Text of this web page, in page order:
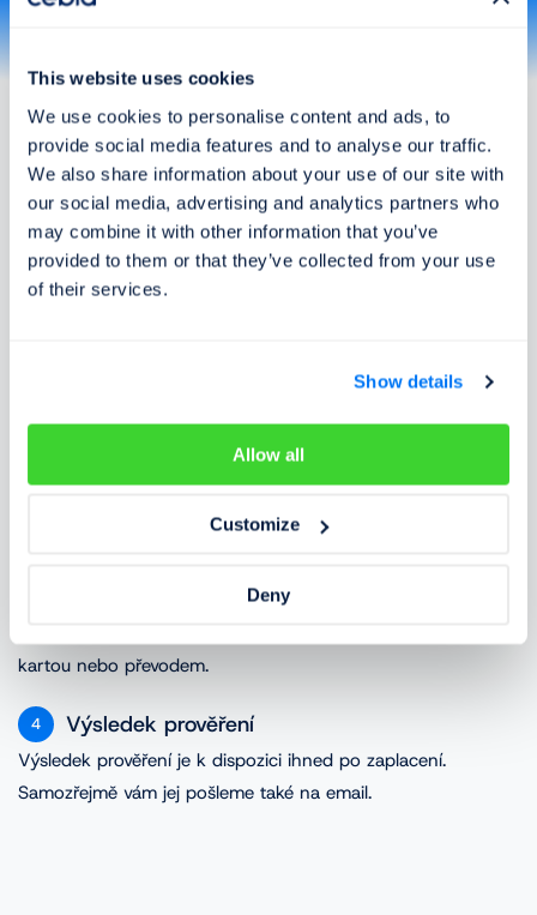
This website uses cookies
We use cookies to personalise content and ads, to
provide social media features and to analyse our traffic.
We also share information about your use of our site with
our social media, advertising and analytics partners who
may combine it with other information that you’ve
provided to them or that they’ve collected from your use
of their services.
Show details
Allow all
Customize
Deny
Itálie
Lotyšsko
Neměcko
Nizozemsko
Norsko
Polsko
Portugalsko
Rakousko
Rumunsko
Řecko
Slovensko
Slovinsko
Srbsko
Španělsko
Švédsko
Jak to funguje?
VIN je unikátní rodné číslo každého vozu. Naleznete ho v
kartou nebo převodem.
4 Výsledek prověření
Výsledek prověření je k dispozici ihned po zaplacení.
Samozřejmě vám jej pošleme také na email.